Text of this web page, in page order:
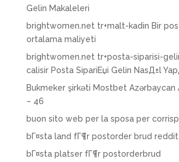
Gelin Makaleleri
brightwomen.net tr+malt-kadin Bir
ortalama maliyeti
brightwomen.net tr+posta-siparisi-
calisir Posta SipariЕџi Gelin NasД±l
Bukmeker şirkəti Mostbet Azərbaycan
– 46
buon sito web per la sposa per
bГ¤sta land fГ¶r postorder brud reddit
bГ¤sta platser fГ¶r postorderbrud